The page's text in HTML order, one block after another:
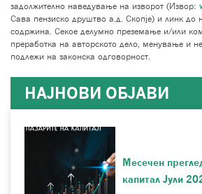
задолжително наведување на изворот (Извор:
Сава пензиско друштво а.д. Скопје) и линк до
содржина. Секое делумно преземање и/или
преработка на авторското дело, менување и
подлежи на законска одговорност.
НАЈНОВИ ОБЈАВИ
Месечен
капитал Јули